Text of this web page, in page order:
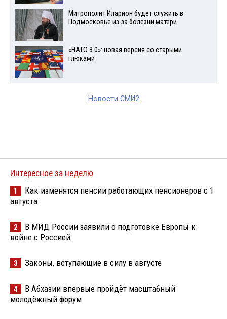
Митрополит Иларион будет служить в
Подмосковье из-за болезни матери
«НАТО 3.0»: новая версия со старыми
глюками
Новости СМИ2
Интересное за неделю
1
Как изменятся пенсии работающих пенсионеров с 1
августа
2
В МИД России заявили о подготовке Европы к
войне с Россией
3 Законы, вступающие в силу в августе
4
В Абхазии впервые пройдёт масштабный
молодёжный форум